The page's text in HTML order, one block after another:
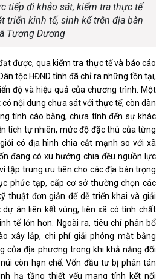
tiếp đi khảo sát, kiểm tra thực tế
triển kinh tế, sinh kế trên địa bàn
Tương Dương
được, qua kiểm tra thực tế và báo cáo
tộc HĐND tỉnh đã chỉ ra những tồn tại,
độ và hiệu quả của chương trình. Một
nội dung chưa sát với thực tế, còn dàn
tính cào bằng, chưa tính đến sự khác
tích tự nhiên, mức độ đặc thù của từng
có địa hình chia cắt mạnh so với xã
đang có xu hướng chia đều nguồn lực
tập trung ưu tiên cho các địa bàn trọng
phức tạp, cấp cơ sở thường chọn các
thuật đơn giản để dễ triển khai và giải
án liên kết vùng, liên xã có tính chất
tế lớn hơn. Ngoài ra, tiêu chí phân bổ
xây lắp, chi phí giải phóng mặt bằng
của địa phương trong khi khả năng đối
còn hạn chế. Vốn đầu tư bị phân tán
hạ tầng thiết yếu mang tính kết nối